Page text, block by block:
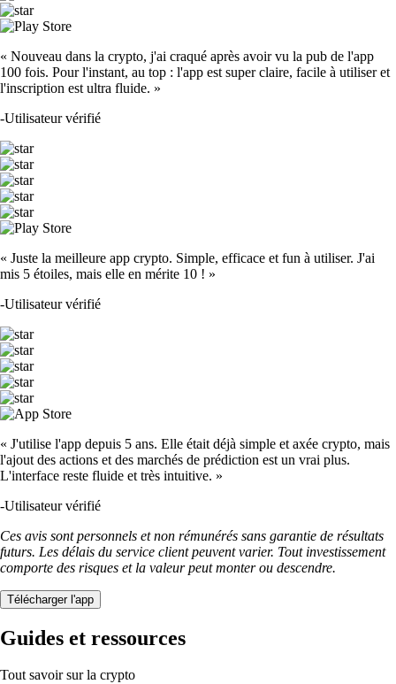
« Nouveau dans la crypto, j'ai craqué après avoir vu la pub de l'app
100 fois. Pour l'instant, au top : l'app est super claire, facile à utiliser et
l'inscription est ultra fluide. »
-Utilisateur vérifié
« Juste la meilleure app crypto. Simple, efficace et fun à utiliser. J'ai
mis 5 étoiles, mais elle en mérite 10 ! »
-Utilisateur vérifié
« J'utilise l'app depuis 5 ans. Elle était déjà simple et axée crypto, mais
l'ajout des actions et des marchés de prédiction est un vrai plus.
L'interface reste fluide et très intuitive. »
-Utilisateur vérifié
Ces avis sont personnels et non rémunérés sans garantie de résultats
futurs. Les délais du service client peuvent varier. Tout investissement
comporte des risques et la valeur peut monter ou descendre.
Télécharger l'app
Guides et ressources
Tout savoir sur la crypto